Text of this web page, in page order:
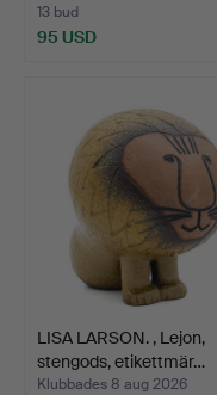
13 bud
95 USD
LISA LARSON. , Lejon,
stengods, etikettmär…
Klubbades 8 aug 2026